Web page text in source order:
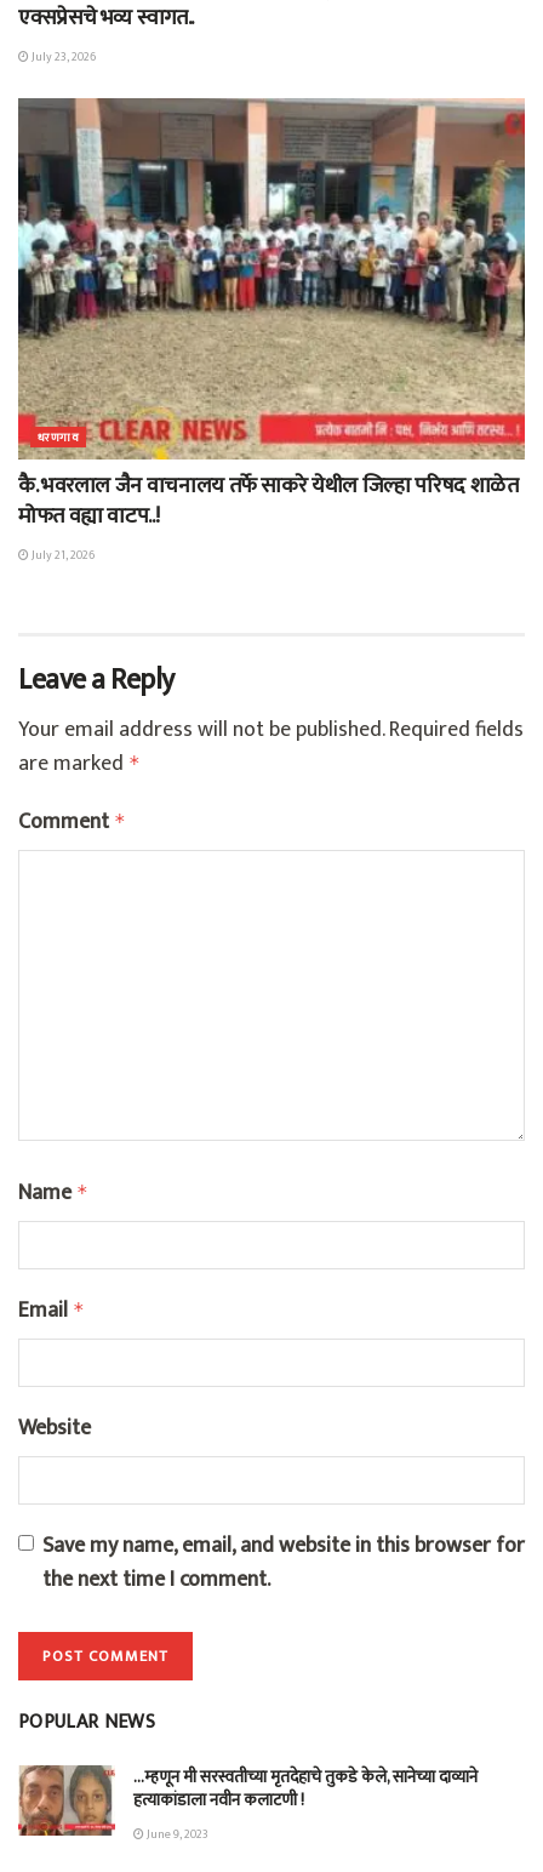
एक्सप्रेसचे भव्य स्वागत..
July 23, 2026
धरणगाव
कै. भवरलाल जैन वाचनालय तर्फे साकरे येथील जिल्हा परिषद शाळेत
मोफत वह्या वाटप..!
July 21, 2026
Leave a Reply
Your email address will not be published.Required fields
are marked *
Comment *
Name *
Email *
Website
Save my name, email, and website in this browser for
the next time I comment.
POPULAR NEWS
…म्हणून मी सरस्वतीच्या मृतदेहाचे तुकडे केले, सानेच्या दाव्याने
हत्याकांडाला नवीन कलाटणी !
June 9, 2023